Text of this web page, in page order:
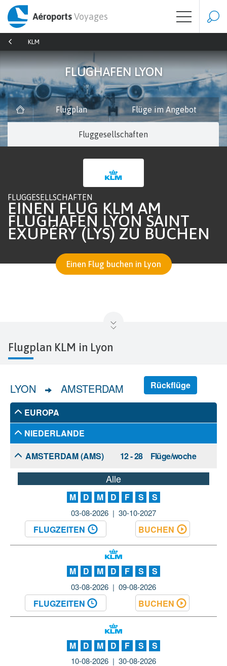
AéroportsVoyages
KLM
FLUGHAFEN LYON
Flugplan Flüge im Angebot
Fluggesellschaften
FLUGGESELLSCHAFTEN
EINEN FLUG KLM AM
FLUGHAFEN LYON SAINT
EXUPÉRY (LYS) ZU BUCHEN
Einen Flug buchen in Lyon
Flugplan KLM in Lyon